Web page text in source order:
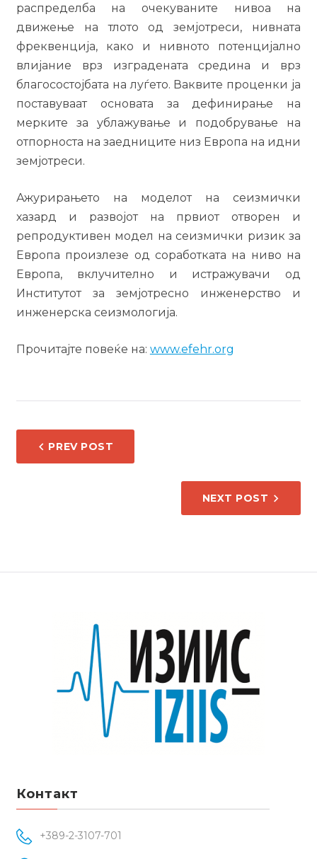
распределба на очекуваните нивоа на
движење на тлото од земјотреси, нивната
фреквенција, како и нивното потенцијално
влијание врз изградената средина и врз
благосостојбата на луѓето. Ваквите проценки ја
поставуваат основата за дефинирање на
мерките за ублажување и подобрување на
отпорноста на заедниците низ Европа на идни
земјотреси.
Ажурирањето на моделот на сеизмички
хазард и развојот на првиот отворен и
репродуктивен модел на сеизмички ризик за
Европа произлезе од соработката на ниво на
Европа, вклучително и истражувачи од
Институтот за земјотресно инженерство и
инженерска сеизмологија.
Прочитајте повеќе на: www.efehr.org
НАВИГАЦИЈА
НА
PREV POST
NEXT POST
Контакт
+389-2-3107-701